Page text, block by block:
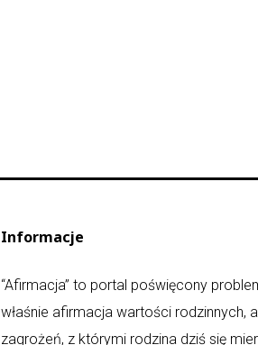
Informacje
“Afirmacja” to portal poświęcony
właśnie afirmacja wartości rodzinnych,
zagrożeń, z którymi rodzina dziś się